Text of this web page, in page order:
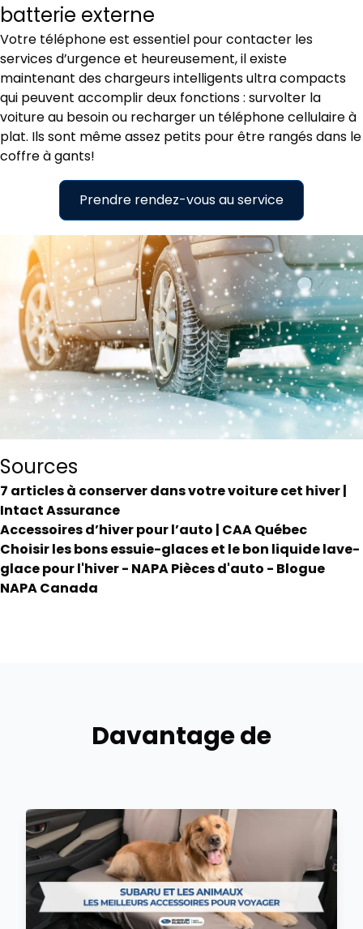
batterie externe
Votre téléphone est essentiel pour contacter les
services d’urgence et heureusement, il existe
maintenant des chargeurs intelligents ultra compacts
qui peuvent accomplir deux fonctions : survolter la
voiture au besoin ou recharger un téléphone cellulaire à
plat. Ils sont même assez petits pour être rangés dans le
coffre à gants!
Prendre rendez-vous au service
Sources
7 articles à conserver dans votre voiture cet hiver |
Intact Assurance
Accessoires d’hiver pour l’auto | CAA Québec
Choisir les bons essuie-glaces et le bon liquide lave-
glace pour l'hiver - NAPA Pièces d'auto - Blogue
NAPA Canada
Davantage de